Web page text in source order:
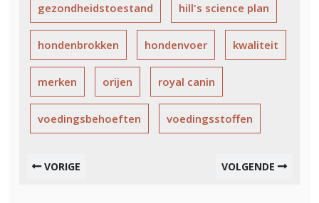
gezondheidstoestand hill's science plan
hondenbrokken hondenvoer kwaliteit
merken orijen royal canin
voedingsbehoeften voedingsstoffen
VORIGE VOLGENDE